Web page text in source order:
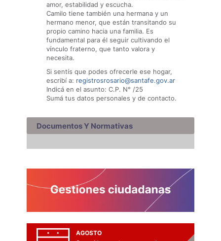
amor, estabilidad y escucha.
Camilo tiene también una hermana y un
hermano menor, que están transitando su
propio camino hacia una familia. Es
fundamental para él seguir cultivando el
vínculo fraterno, que tanto valora y
necesita.
Si sentís que podes ofrecerle ese hogar,
escribí a: registrosrosario@santafe.gov.ar
Indicá en el asunto: C.P. N° /25
Sumá tus datos personales y de contacto.
Documentos Y Normativas
AGOSTO